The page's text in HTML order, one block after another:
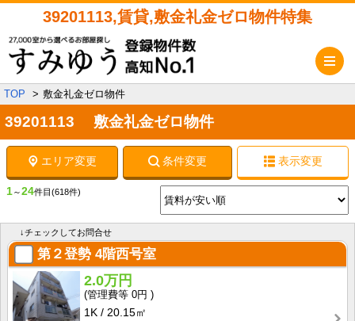
39201113,賃貸,敷金礼金ゼロ物件特集
TOP 敷金礼金ゼロ物件
39201113 敷金礼金ゼロ物件
エリア変更 条件変更 表示変更
1～24件目 (618件)
↓チェックしてお問合せ
第２登勢 4階西号室
2.0万円
0円
1K
20.15㎡